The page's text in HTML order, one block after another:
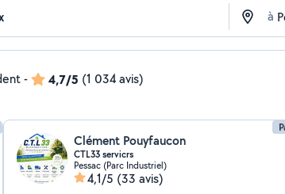
à
- 4,7/5 (1 034 avis)
Clément Pouyfaucon
CTL33 servicrs
Pessac (Parc Industriel)
4,1/5 (33 avis)